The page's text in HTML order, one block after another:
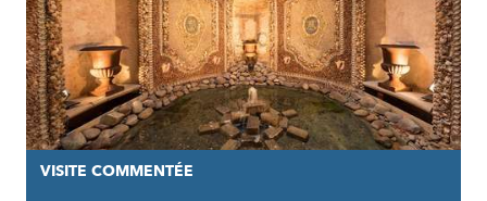
VISITE COMMENTÉE